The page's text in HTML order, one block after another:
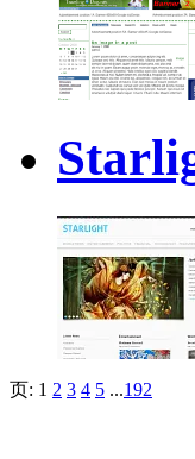
页: 1 2 3 4 5 ...192